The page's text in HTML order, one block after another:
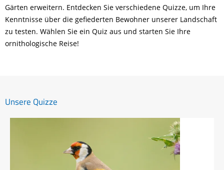
Gärten erweitern. Entdecken Sie verschiedene Quizze, um Ihre
Kenntnisse über die gefiederten Bewohner unserer Landschaft
zu testen. Wählen Sie ein Quiz aus und starten Sie Ihre
ornithologische Reise!
Unsere Quizze